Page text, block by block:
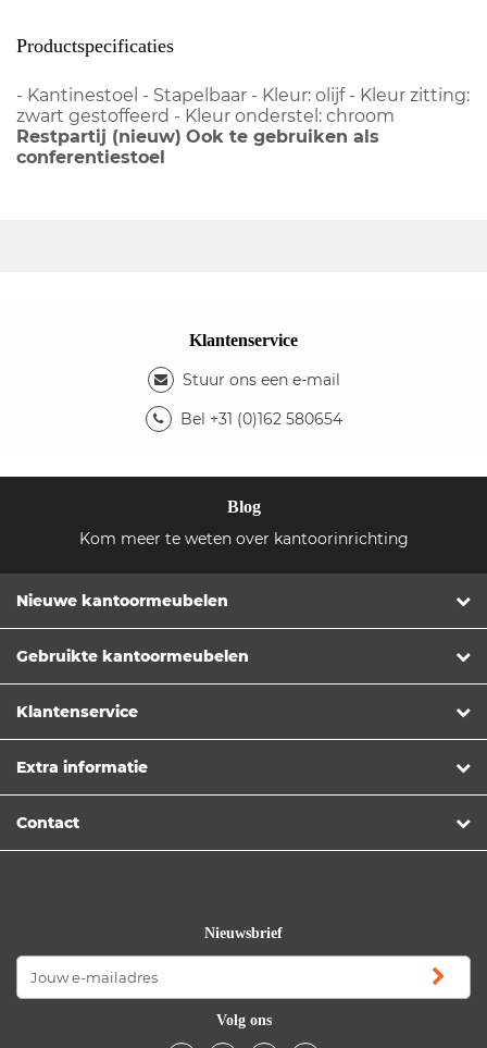
Productspecificaties
- Kantinestoel - Stapelbaar - Kleur: olijf - Kleur zitting:
zwart gestoffeerd - Kleur onderstel: chroom
Restpartij (nieuw) Ook te gebruiken als
conferentiestoel
Klantenservice
Stuur ons een e-mail
Bel +31 (0)162 580654
Blog
Kom meer te weten over kantoorinrichting
Nieuwe kantoormeubelen
Gebruikte kantoormeubelen
Klantenservice
Extra informatie
Contact
Nieuwsbrief
Volg ons